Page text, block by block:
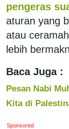
pengeras
aturan yang
atau
lebih
Baca Juga :
Pesan Nabi
Kita di
Sponsored